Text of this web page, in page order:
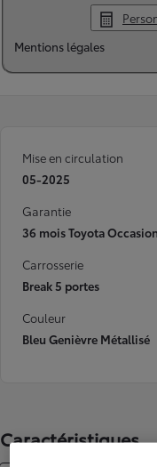
Mentions légales
Mise en circulation
05-2025
Garantie
36 mois Toyota
Carrosserie
Break 5 portes
Couleur
Bleu Genièvre Métallisé
Caractéristiques